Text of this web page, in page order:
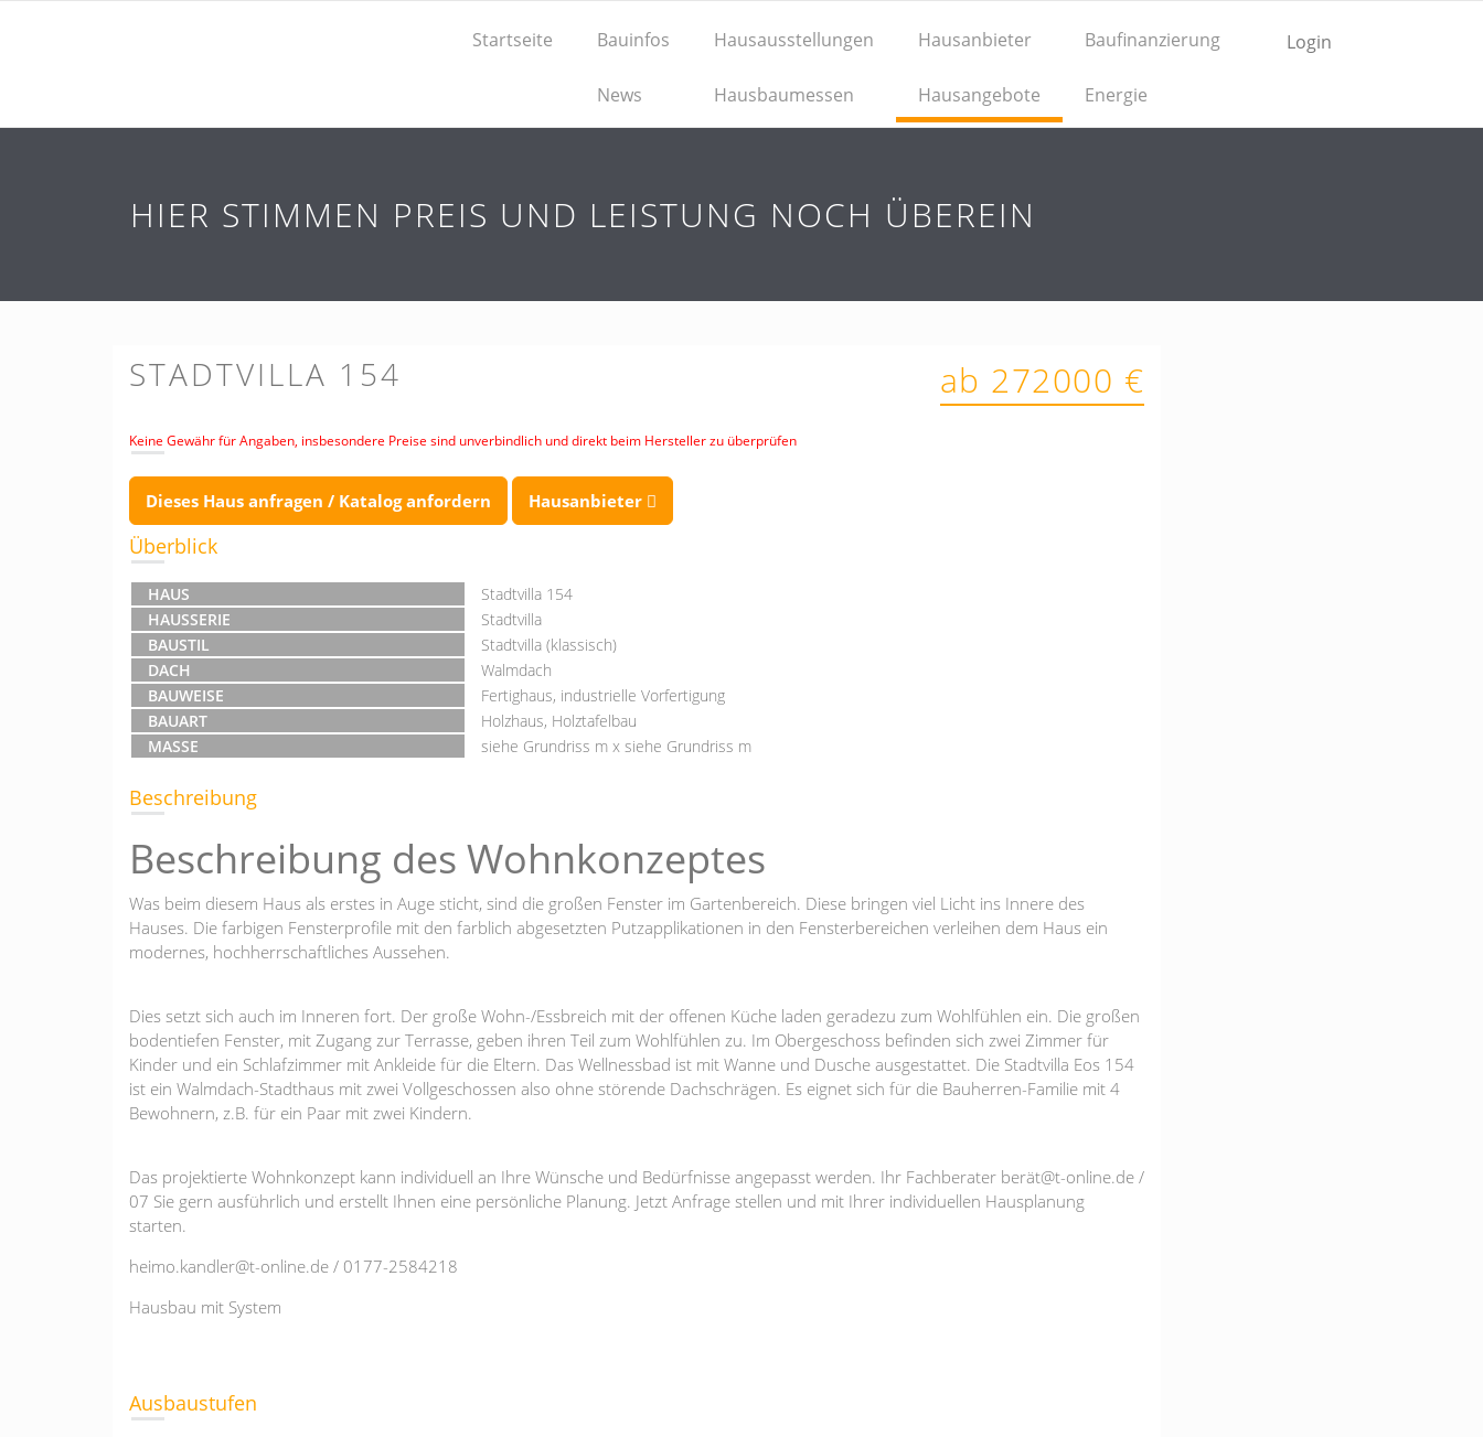
Login
Startseite Bauinfos
News
Hausausstellungen
Hausbaumessen
Hausanbieter
Hausangebote
Baufinanzierung
Energie
HIER STIMMEN PREIS UND LEISTUNG NOCH ÜBEREIN
STADTVILLA 154 ab 272000 €
Keine Gewähr für Angaben, insbesondere Preise sind unverbindlich und direkt beim Hersteller zu überprüfen
Dieses Haus anfragen / Katalog anfordern Hausanbieter
Überblick
HAUS
Stadtvilla 154
HAUSSERIE
Stadtvilla
BAUSTIL
Stadtvilla (klassisch)
DACH
Walmdach
BAUWEISE
Fertighaus, industrielle Vorfertigung
BAUART
Holzhaus, Holztafelbau
MASSE
siehe Grundriss m x siehe Grundriss m
Beschreibung
Beschreibung des Wohnkonzeptes
Was beim diesem Haus als erstes in Auge sticht, sind die großen Fenster im Gartenbereich. Diese bringen viel Licht ins Innere des
Hauses. Die farbigen Fensterprofile mit den farblich abgesetzten Putzapplikationen in den Fensterbereichen verleihen dem Haus ein
modernes, hochherrschaftliches Aussehen.
Dies setzt sich auch im Inneren fort. Der große Wohn-/Essbreich mit der offenen Küche laden geradezu zum Wohlfühlen ein. Die großen
bodentiefen Fenster, mit Zugang zur Terrasse, geben ihren Teil zum Wohlfühlen zu. Im Obergeschoss befinden sich zwei Zimmer für
Kinder und ein Schlafzimmer mit Ankleide für die Eltern. Das Wellnessbad ist mit Wanne und Dusche ausgestattet. Die Stadtvilla Eos 154
ist ein Walmdach-Stadthaus mit zwei Vollgeschossen also ohne störende Dachschrägen. Es eignet sich für die Bauherren-Familie mit 4
Bewohnern, z.B. für ein Paar mit zwei Kindern.
Das projektierte Wohnkonzept kann individuell an Ihre Wünsche und Bedürfnisse angepasst werden. Ihr Fachberater berät@t-online.de /
07 Sie gern ausführlich und erstellt Ihnen eine persönliche Planung. Jetzt Anfrage stellen und mit Ihrer individuellen Hausplanung
starten.
heimo.kandler@t-online.de / 0177-2584218
Hausbau mit System
Ausbaustufen